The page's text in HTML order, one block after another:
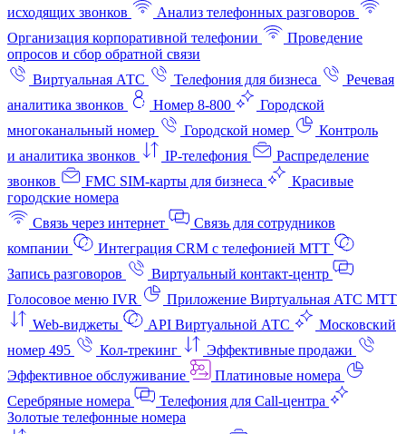
исходящих звонков
Анализ телефонных разговоров
Организация корпоративной телефонии
Проведение
опросов и сбор обратной связи
Виртуальная АТС
Телефония для бизнеса
Речевая
аналитика звонков
Номер 8-800
Городской
многоканальный номер
Городской номер
Контроль
и аналитика звонков
IP-телефония
Распределение
звонков
FMC SIM-карты для бизнеса
Красивые
городские номера
Связь через интернет
Связь для сотрудников
компании
Интеграция CRM с телефонией МТТ
Запись разговоров
Виртуальный контакт‑центр
Голосовое меню IVR
Приложение Виртуальная АТС МТТ
Web-виджеты
API Виртуальной АТС
Московский
номер 495
Кол-трекинг
Эффективные продажи
Эффективное обслуживание
Платиновые номера
Серебряные номера
Телефония для Call-центра
Золотые телефонные номера